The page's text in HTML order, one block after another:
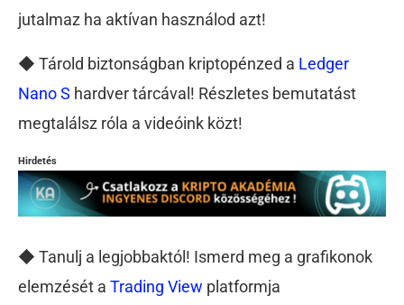
jutalmaz ha aktívan használod azt!
◆ Tárold biztonságban kriptopénzed a Ledger
Nano S hardver tárcával! Részletes bemutatást
megtalálsz róla a videóink közt!
Hirdetés
◆ Tanulj a legjobbaktól! Ismerd meg a grafikonok
elemzését a Trading View platformja